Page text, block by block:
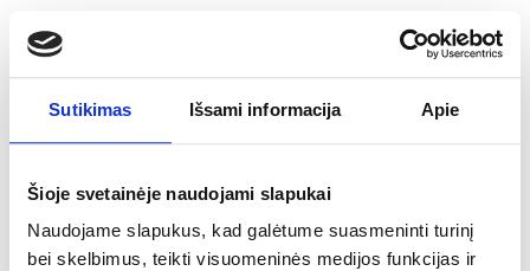
Sutikimas Išsami informacija Apie
Šioje svetainėje naudojami slapukai
Naudojame slapukus, kad galėtume suasmeninti turinį
bei skelbimus, teikti visuomeninės medijos funkcijas ir
Rankų muilo
papildymas
34.00€
Vranjes Firenze
namų kvapas
CEDRATO